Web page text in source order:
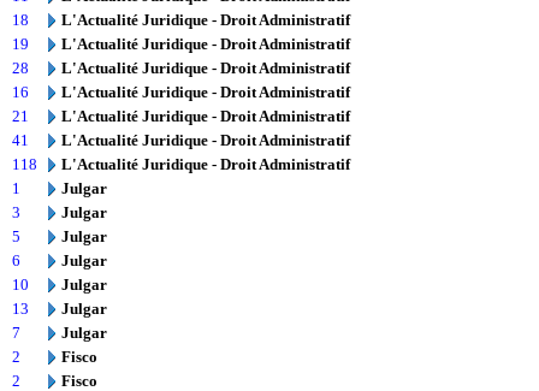
18
L'Actualité Juridique - Droit Administratif
19
L'Actualité Juridique - Droit Administratif
28
L'Actualité Juridique - Droit Administratif
16
L'Actualité Juridique - Droit Administratif
21
L'Actualité Juridique - Droit Administratif
41
L'Actualité Juridique - Droit Administratif
118
L'Actualité Juridique - Droit Administratif
1
Julgar
3
Julgar
5
Julgar
6
Julgar
10
Julgar
13
Julgar
7
Julgar
2
Fisco
2
Fisco